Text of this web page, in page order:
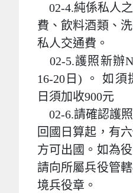
02-4.純係私人
費、飲料酒類、
私人交通費。
02-5.護照新辦
16-20日) 。 如
日須加收900元
02-6.請確認護
回國日算起，有
方可出國。如為
請向所屬兵役管
境兵役章。